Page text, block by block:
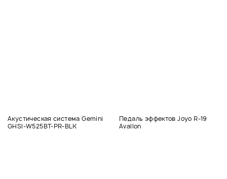
Акустическая система Gemini
GHSI-W525BT-PR-BLK
Педаль эффектов Joyo R-19
Avallon